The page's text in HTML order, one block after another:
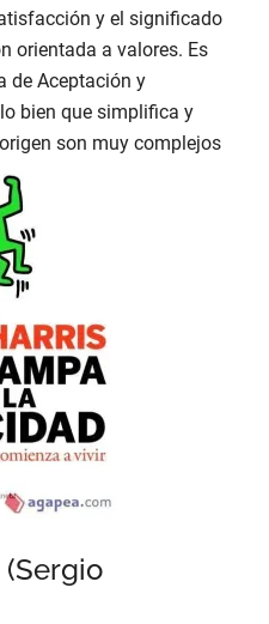
y el significado
orientada a valores. Es
de Aceptación y
bien que simplifica y
son muy complejos
(Sergio